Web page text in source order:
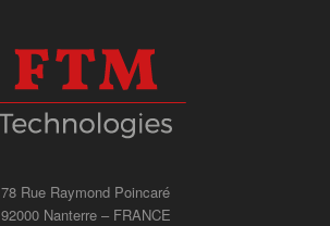
78 Rue Raymond Poincaré
92000 Nanterre – FRANCE